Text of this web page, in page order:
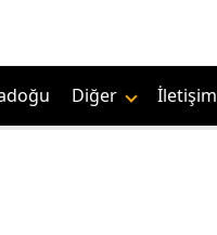
Diğer İletişim